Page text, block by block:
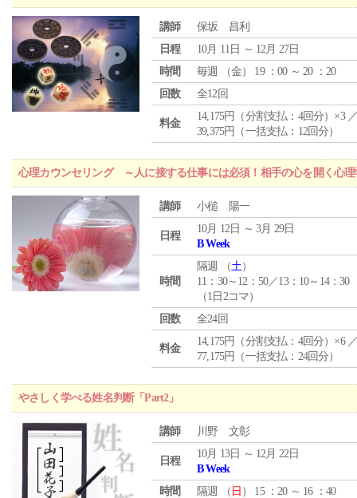
講師
保坂 昌利
日程
10月 11日 ～ 12月 27日
時間
毎週 （金） 19 ：00 ～ 20 ：20
回数
全12回
料金
14,175円（分割支払：4回分）×3
39,375円（一括支払：12回分）
心理カウンセリング ～人に接する仕事には必須！相手の心を開く心理
講師 小槌 陽一
日程
10月 12日 ～ 3月 29日
B Week
時間
隔週 （土）
11：30～12：50／13：10～14：30
（1日2コマ）
回数
全24回
料金
14,175円（分割支払：4回分）×6
77,175円（一括支払：24回分）
やさしく学べる姓名判断「Part2」
講師 川野 文彰
日程
10月 13日 ～ 12月 22日
B Week
時間
隔週 （ 日 ） 15 ：20 ～ 16 ：40